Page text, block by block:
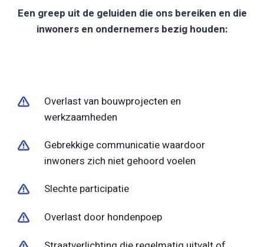
Een greep uit de geluiden die ons bereiken en die
inwoners en ondernemers bezig houden:
Overlast van bouwprojecten en
werkzaamheden
Gebrekkige communicatie waardoor
inwoners zich niet gehoord voelen
Slechte participatie
Overlast door hondenpoep